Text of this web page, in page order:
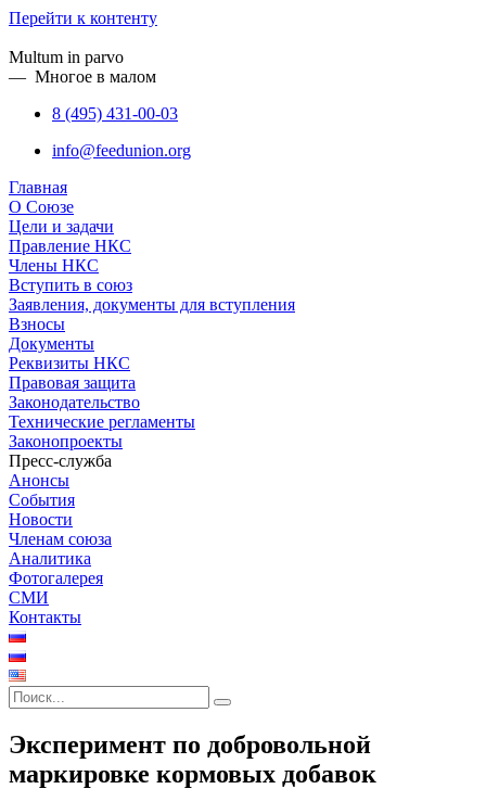
Перейти к контенту
Multum in parvo
— Многое в малом
8 (495) 431-00-03
info@feedunion.org
Главная
О Союзе
Цели и задачи
Правление НКС
Члены НКС
Вступить в союз
Заявления, документы для вступления
Взносы
Документы
Реквизиты НКС
Правовая защита
Законодательство
Технические регламенты
Законопроекты
Пресс-служба
Анонсы
События
Новости
Членам союза
Аналитика
Фотогалерея
СМИ
Контакты
Эксперимент по добровольной
маркировке кормовых добавок